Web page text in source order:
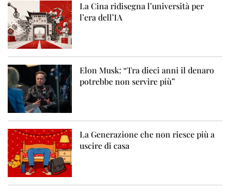
La Cina ridisegna l’università per
l’era dell’IA
Elon Musk: “Tra dieci anni il denaro
potrebbe non servire più”
La Generazione che non riesce più a
uscire di casa